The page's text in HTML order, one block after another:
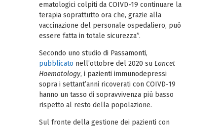
ematologici colpiti da COIVD-19 continuare la
terapia soprattutto ora che, grazie alla
vaccinazione del personale ospedaliero, può
essere fatta in totale sicurezza”.
Secondo uno studio di Passamonti,
pubblicato nell’ottobre del 2020 su Lancet
Haematology, i pazienti immunodepressi
sopra i settant’anni ricoverati con COIVD-19
hanno un tasso di sopravvivenza più basso
rispetto al resto della popolazione.
Sul fronte della gestione dei pazienti con